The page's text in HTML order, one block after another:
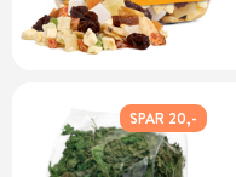
SPAR 20,-